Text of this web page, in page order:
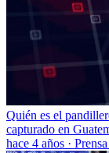
Quién es el
capturado en
hace 4 años ·